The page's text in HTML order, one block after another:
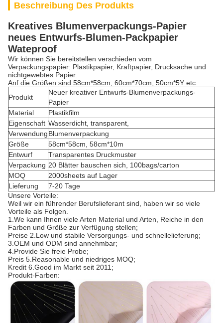
Beschreibung Des Produkts
Kreatives Blumenverpackungs-Papier
neues Entwurfs-Blumen-Packpapier
Wateproof
Wir können Sie bereitstellen verschieden vom
Verpackungspapier: Plastikpapier, Kraftpapier, Drucksache und
nichtgewebtes Papier.
Anf die Größen sind 58cm*58cm, 60cm*70cm, 50cm*5Y etc.
Produkt
Neuer kreativer Entwurfs-Blumenverpackungs-
Papier
Material
Plastikfilm
Eigenschaft Wasserdicht, transparent,
VerwendungBlumenverpackung
Größe
58cm*58cm, 58cm*10m
Entwurf
Transparentes Druckmuster
Verpackung 20 Blätter bauschen sich, 100bags/carton
MOQ
2000sheets auf Lager
Lieferung
7-20 Tage
Unsere Vorteile:
Weil wir ein führender Berufslieferant sind, haben wir so viele
Vorteile als Folgen.
1.We kann Ihnen viele Arten Material und Arten, Reiche in den
Farben und Größe zur Verfügung stellen;
Preise 2.Low und stabile Versorgungs- und schnellelieferung;
3.OEM und ODM sind annehmbar;
4.Provide Sie freie Probe;
Preis 5.Reasonable und niedriges MOQ;
Kredit 6.Good im Markt seit 2011;
Produkt-Farben: